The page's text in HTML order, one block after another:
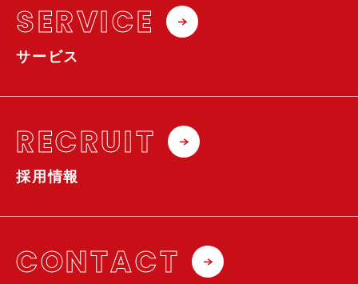
SERVICE
サービス
RECRUIT
採用情報
CONTACT